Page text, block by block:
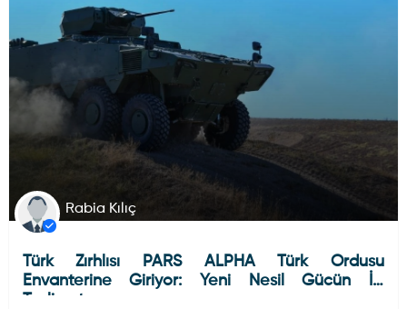
Rabia Kılıç
Türk Zırhlısı PARS ALPHA Türk Ordusu
Envanterine Giriyor: Yeni Nesil Gücün İlk
Teslimatı